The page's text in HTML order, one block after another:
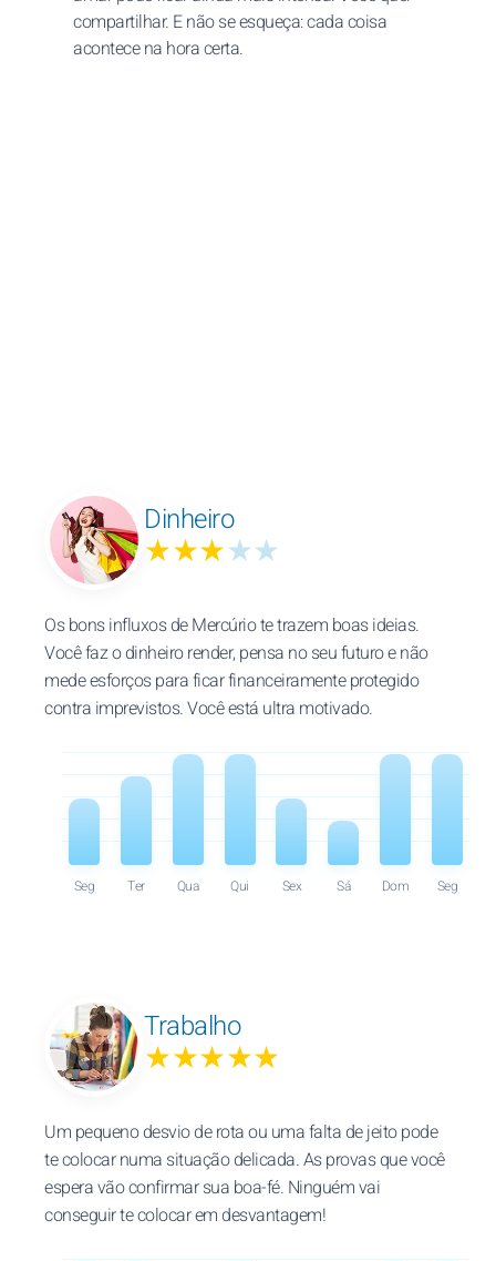
compartilhar. E não se esqueça: cada coisa
acontece na hora certa.
Dinheiro
★★★★★
Os bons influxos de Mercúrio te trazem boas ideias.
Você faz o dinheiro render, pensa no seu futuro e não
mede esforços para ficar financeiramente protegido
contra imprevistos. Você está ultra motivado.
Seg Ter Qua Qui Sex Sá Dom Seg
Trabalho
★★★★★
Um pequeno desvio de rota ou uma falta de jeito pode
te colocar numa situação delicada. As provas que você
espera vão confirmar sua boa-fé. Ninguém vai
conseguir te colocar em desvantagem!